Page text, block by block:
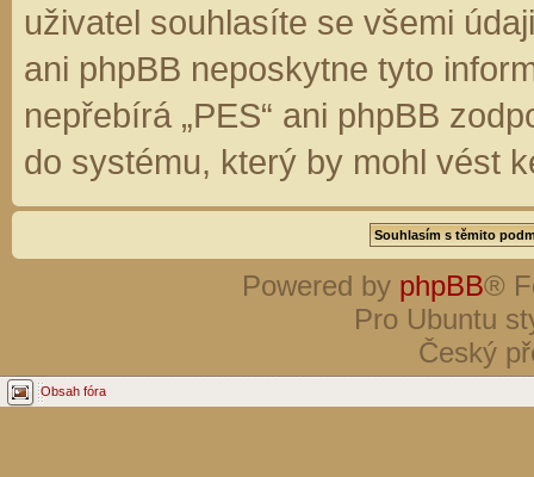
uživatel souhlasíte se všemi
ani phpBB neposkytne tyto
nepřebírá „PES“ ani phpBB
do systému, který by mohl vést
Powered by phpBB®
Pro Ubuntu
Český
Obsah fóra